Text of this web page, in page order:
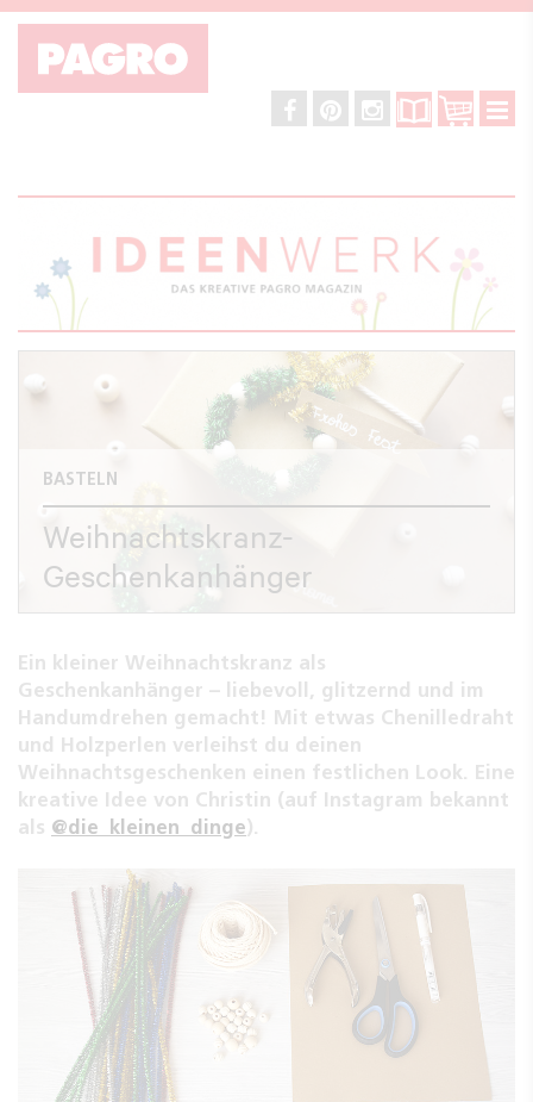
BASTELN
Weihnachtskranz-
Geschenkanhänger
Ein kleiner Weihnachtskranz als
Geschenkanhänger – liebevoll, glitzernd und im
Handumdrehen gemacht! Mit etwas Chenilledraht
und Holzperlen verleihst du deinen
Weihnachtsgeschenken einen festlichen Look. Eine
kreative Idee von Christin (auf Instagram bekannt
als @die_kleinen_dinge).